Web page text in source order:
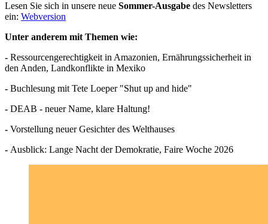
Lesen Sie sich in unsere neue Sommer-Ausgabe des Newsletters
ein: Webversion
Unter anderem mit Themen wie:
- Ressourcengerechtigkeit in Amazonien, Ernährungssicherheit in
den Anden, Landkonflikte in Mexiko
- Buchlesung mit Tete Loeper "Shut up and hide"
- DEAB - neuer Name, klare Haltung!
- Vorstellung neuer Gesichter des Welthauses
- Ausblick: Lange Nacht der Demokratie, Faire Woche 2026